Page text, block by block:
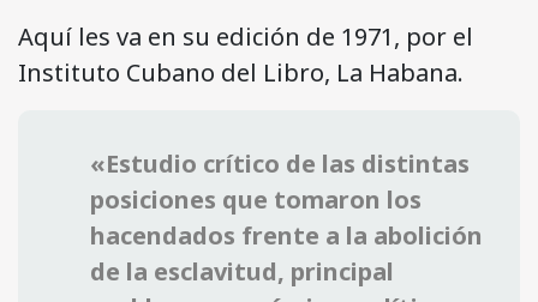
Aquí les va en su edición de 1971, por el
Instituto Cubano del Libro, La Habana.
«Estudio crítico de las distintas
posiciones que tomaron los
hacendados frente a la abolición
de la esclavitud, principal